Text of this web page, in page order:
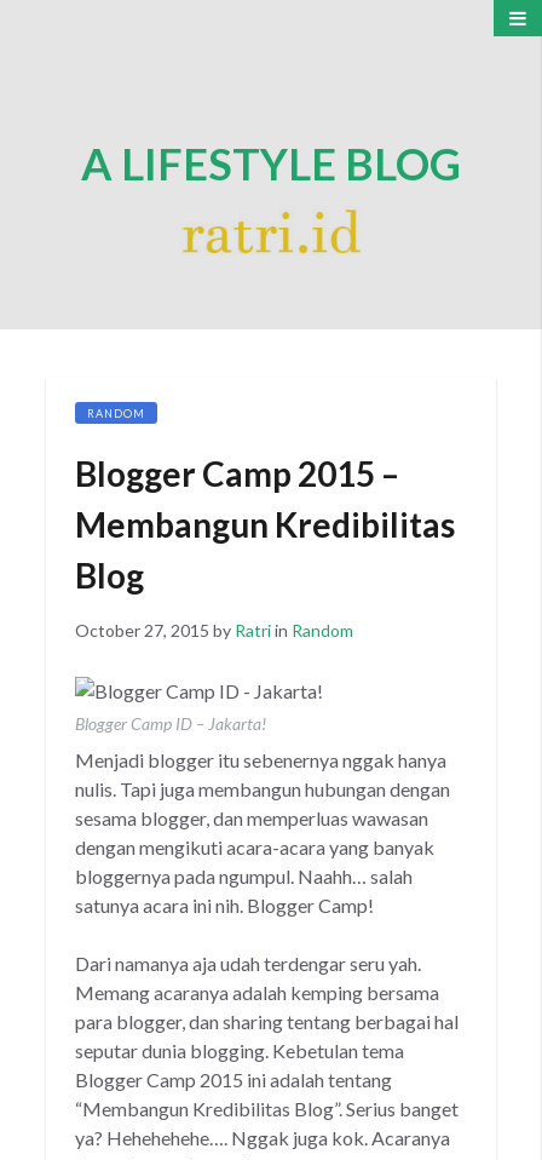
A LIFESTYLE BLOG
RANDOM
Blogger Camp 2015 –
Membangun Kredibilitas
Blog
Posted
October 27, 2015 by Ratriin Random
Blogger Camp ID – Jakarta!
Menjadi blogger itu sebenernya nggak hanya
nulis. Tapi juga membangun hubungan dengan
sesama blogger, dan memperluas wawasan
dengan mengikuti acara-acara yang banyak
bloggernya pada ngumpul. Naahh… salah
satunya acara ini nih. Blogger Camp!
Dari namanya aja udah terdengar seru yah.
Memang acaranya adalah kemping bersama
para blogger, dan sharing tentang berbagai hal
seputar dunia blogging. Kebetulan tema
Blogger Camp 2015 ini adalah tentang
“Membangun Kredibilitas Blog”. Serius banget
ya? Hehehehehe…. Nggak juga kok. Acaranya